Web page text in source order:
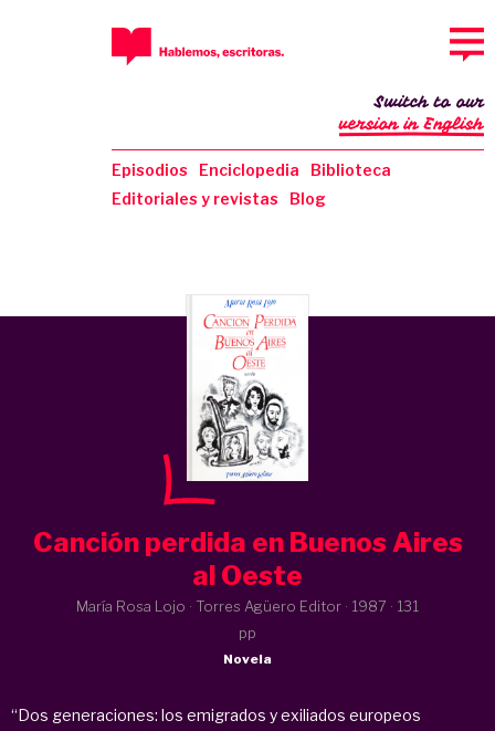
Episodios Enciclopedia
Biblioteca
Editoriales y revistas
Blog
Switch to our
version in English
Canción perdida en Buenos Aires
al Oeste
María Rosa Lojo · Torres Agüero Editor · 1987 · 131
pp
Novela
“Dos generaciones: los emigrados y exiliados europeos